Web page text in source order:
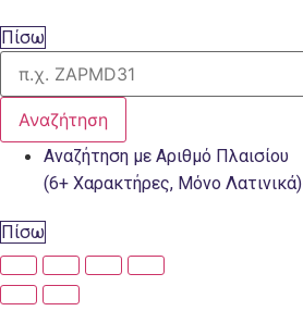
Πίσω
Αναζήτηση
Αναζήτηση με Αριθμό Πλαισίου
(6+ Χαρακτήρες, Μόνο Λατινικά)
Πίσω